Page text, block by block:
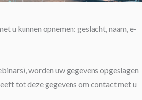
u kunnen opnemen: geslacht, naam, e-
worden uw gegevens opgeslagen
tot deze gegevens om contact met u